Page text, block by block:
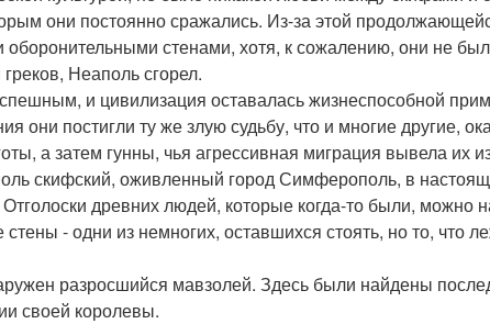
они постоянно сражались. Из-за этой
стенами, хотя, к сожалению, они не
Неаполь сгорел.
и цивилизация оставалась жизнеспособной
они постигли ту же злую судьбу, что и многие другие,
а затем гунны, чья агрессивная миграция вывела их
скифский, оживленный город Симферополь, в
древних людей, которые когда-то были, можно
стены - одни из немногих, оставшихся стоять, но то, что
разросшийся мавзолей. Здесь были найдены
своей королевы.